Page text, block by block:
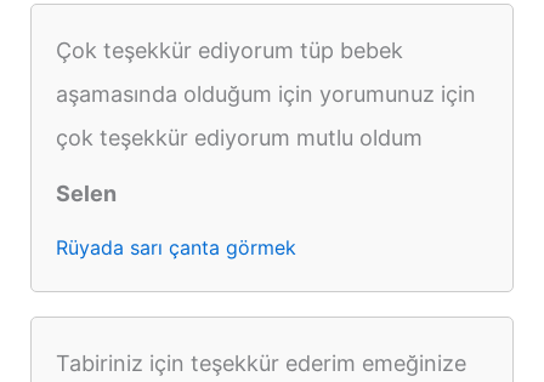
Çok teşekkür ediyorum tüp bebek
aşamasında olduğum için yorumunuz için
çok teşekkür ediyorum mutlu oldum
Selen
Rüyada sarı çanta görmek
Tabiriniz için teşekkür ederim emeğinize